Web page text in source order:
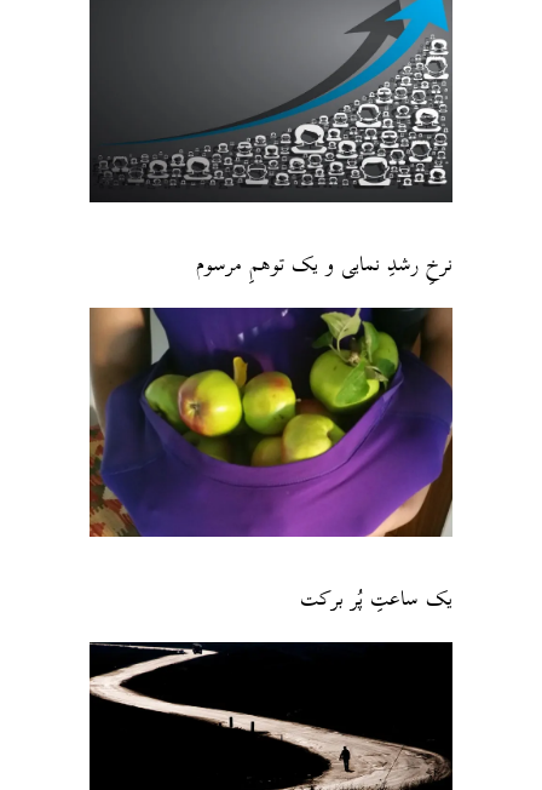
نرخِ رشدِ نمایی و یک توهمِ مرسوم
یک ساعتِ پُر برکت